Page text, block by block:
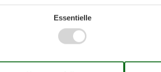
Personen
Karte und Entfernungen
Essentielle